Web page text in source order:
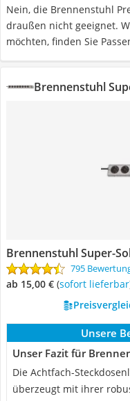
Nein, die Brennenstuhl
draußen nicht geeignet.
möchten, finden Sie
Brennenstuhl
Brennenstuhl Super-
795
ab 15,00 € ( Sofort lieferbar
Unsere
Unser Fazit für
Die Achtfach-
überzeugt mit ihrer